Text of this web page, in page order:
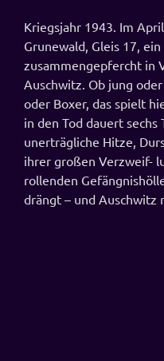
Kriegsjahr 1943. Im
Grunewald, Gleis 17,
zusammengepfercht in
Auschwitz. Ob jung
oder Boxer, das spielt
in den Tod dauert sechs
unerträgliche Hitze,
ihrer großen Verzweif-
rollenden
drängt – und